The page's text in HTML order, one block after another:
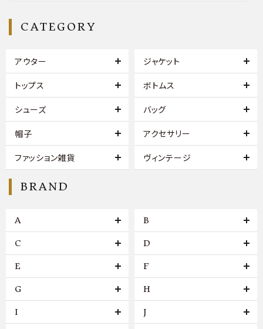
CATEGORY
アウター ジャケット
トップス ボトムス
シューズ バッグ
帽子 アクセサリー
ファッション雑貨 ヴィンテージ
BRAND
A B
C D
E F
G H
I J